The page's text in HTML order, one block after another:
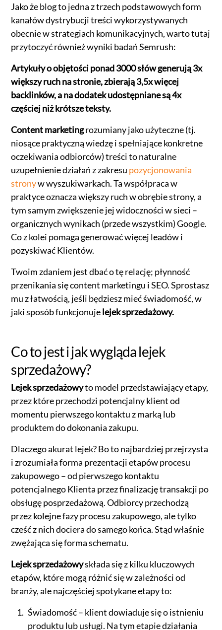
Jako że blog to jedna z trzech podstawowych form
kanałów dystrybucji treści wykorzystywanych
obecnie w strategiach komunikacyjnych, warto tutaj
przytoczyć również wyniki badań Semrush:
Artykuły o objętości ponad 3000 słów generują 3x
większy ruch na stronie, zbierają 3,5x więcej
backlinków, a na dodatek udostępniane są 4x
częściej niż krótsze teksty.
Content marketingrozumiany jako użyteczne (tj.
niosące praktyczną wiedzę i spełniające konkretne
oczekiwania odbiorców) treści to naturalne
uzupełnienie działań z zakresu pozycjonowania
stronyw wyszukiwarkach. Ta współpraca w
praktyce oznacza większy ruch w obrębie strony, a
tym samym zwiększenie jej widoczności w sieci –
organicznych wynikach (przede wszystkim) Google.
Co z kolei pomaga generować więcej leadów i
pozyskiwać Klientów.
Twoim zdaniem jest dbać o tę relację; płynność
przenikania się content marketingu i SEO. Sprostasz
mu z łatwością, jeśli będziesz mieć świadomość, w
jaki sposób funkcjonujelejek sprzedażowy.
Co to jest i jak wygląda lejek
sprzedażowy?
Lejek sprzedażowyto model przedstawiający etapy,
przez które przechodzi potencjalny klient od
momentu pierwszego kontaktu z marką lub
produktem do dokonania zakupu.
Dlaczego akurat lejek? Bo to najbardziej przejrzysta
i zrozumiała forma prezentacji etapów procesu
zakupowego – od pierwszego kontaktu
potencjalnego Klienta przez finalizację transakcji po
obsługę posprzedażową. Odbiorcy przechodzą
przez kolejne fazy procesu zakupowego, ale tylko
cześć z nich dociera do samego końca. Stąd właśnie
zwężająca się forma schematu.
Lejek sprzedażowyskłada się z kilku kluczowych
etapów, które mogą różnić się w zależności od
branży, ale najczęściej spotykane etapy to:
Świadomość – klient dowiaduje się o istnieniu
produktu lub usługi. Na tym etapie działania